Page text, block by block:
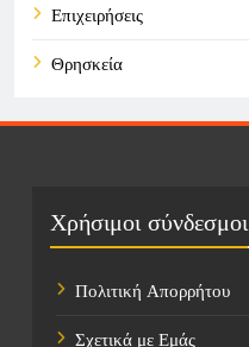
Επιχειρήσεις
Θρησκεία
Πολιτική
Χρήσιμοι σύνδεσμοι
Πολιτική Απορρήτου
Σχετικά με Εμάς